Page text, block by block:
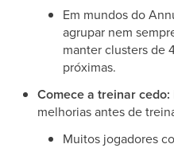
Em mundos do
agrupar nem
manter clusters de
próximas.
Comece a treinar cedo:
melhorias antes de
Muitos jogadores